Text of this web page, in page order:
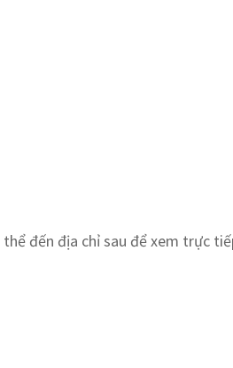
đến địa chỉ sau để xem trực